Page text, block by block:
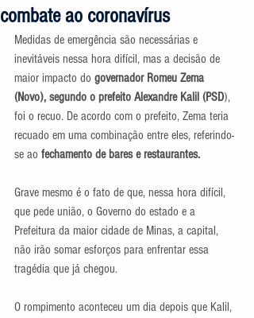
combate ao coronavírus
Medidas de emergência são necessárias e
inevitáveis nessa hora difícil, mas a decisão de
maior impacto do governador Romeu Zema
(Novo), segundo o prefeito Alexandre Kalil (PSD),
foi o recuo. De acordo com o prefeito, Zema teria
recuado em uma combinação entre eles, referindo-
se ao fechamento de bares e restaurantes.
Grave mesmo é o fato de que, nessa hora difícil,
que pede união, o Governo do estado e a
Prefeitura da maior cidade de Minas, a capital,
não irão somar esforços para enfrentar essa
tragédia que já chegou.
O rompimento aconteceu um dia depois que Kalil,